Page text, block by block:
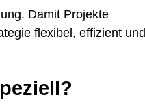
Damit Projekte
flexibel, effizient und